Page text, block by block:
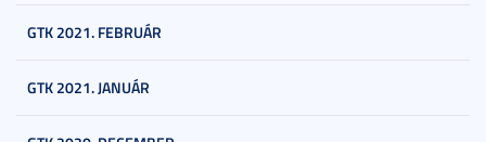
GTK 2021. FEBRUÁR
GTK 2021. JANUÁR